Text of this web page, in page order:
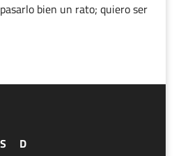
bien un rato; quiero ser
S
D